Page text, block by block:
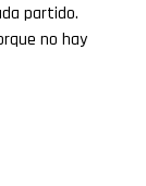
partido.
no hay